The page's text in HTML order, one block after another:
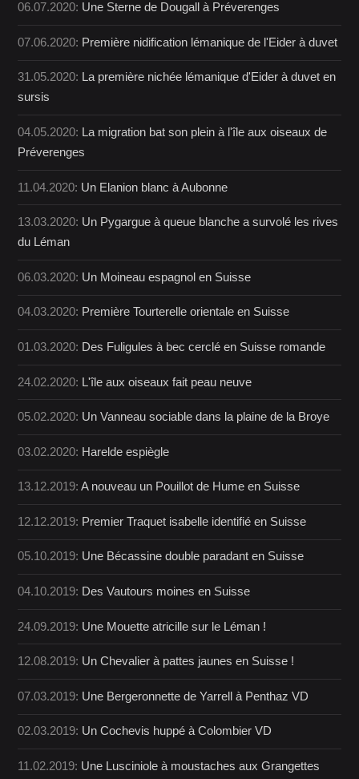
06.07.2020: Une Sterne de Dougall à Préverenges
07.06.2020: Première nidification lémanique de l'Eider à duvet
31.05.2020: La première nichée lémanique d'Eider à duvet en
sursis
04.05.2020: La migration bat son plein à l'île aux oiseaux de
Préverenges
11.04.2020: Un Elanion blanc à Aubonne
13.03.2020: Un Pygargue à queue blanche a survolé les rives
du Léman
06.03.2020: Un Moineau espagnol en Suisse
04.03.2020: Première Tourterelle orientale en Suisse
01.03.2020: Des Fuligules à bec cerclé en Suisse romande
24.02.2020: L'île aux oiseaux fait peau neuve
05.02.2020: Un Vanneau sociable dans la plaine de la Broye
03.02.2020: Harelde espiègle
13.12.2019:A nouveau un Pouillot de Hume en Suisse
12.12.2019: Premier Traquet isabelle identifié en Suisse
05.10.2019: Une Bécassine double paradant en Suisse
04.10.2019: Des Vautours moines en Suisse
24.09.2019: Une Mouette atricille sur le Léman !
12.08.2019: Un Chevalier à pattes jaunes en Suisse !
07.03.2019: Une Bergeronnette de Yarrell à Penthaz VD
02.03.2019: Un Cochevis huppé à Colombier VD
11.02.2019: Une Lusciniole à moustaches aux Grangettes